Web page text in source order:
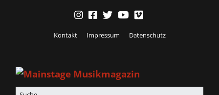
Kontakt Impressum Datenschutz